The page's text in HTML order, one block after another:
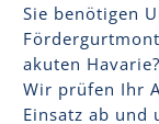
Sie benötigen
akuten
Wir prüfen Ihr
Einsatz ab und